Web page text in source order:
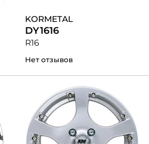
KORMETAL
DY1616
R16
Нет отзывов